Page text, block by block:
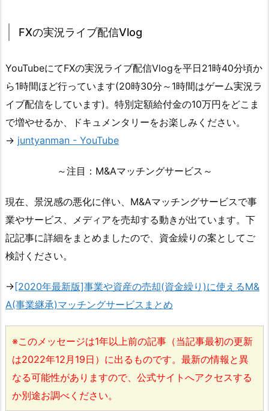
FXの実況ライブ配信Vlog
YouTubeにてFXの実況ライブ配信Vlogを平日21時40分頃か
ら1時間ほど行っています(20時30分～1時間はゲーム実況ラ
イブ配信をしています)。特別定額給付金の10万円をどこま
で増やせるか、ドキュメンタリーをお楽しみください。
→ juntyanman - YouTube
～注目：M&Aマッチングサービス～
現在、景況感の悪化に伴い、M&Aマッチングサービスで事
業やサービス、メディアを売却する動きが出ています。下
記記事に詳細をまとめましたので、資金繰りの案としてご
検討ください。
→[2020年最新版]事業や資産の売却(資金繰り)に使えるM&
A(事業継承)マッチングサービスまとめ
※このメッセージは1年以上前の記事（当記事最初の更新
は2022年12月19日）に出るものです。最新の情報と異
なる可能性がありますので、公式サイトへアクセスする
か別途お調べください。